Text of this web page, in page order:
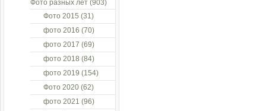
Фото разных лет (903)
Фото 2015 (31)
фото 2016 (70)
фото 2017 (69)
фото 2018 (84)
фото 2019 (154)
Фото 2020 (62)
фото 2021 (96)